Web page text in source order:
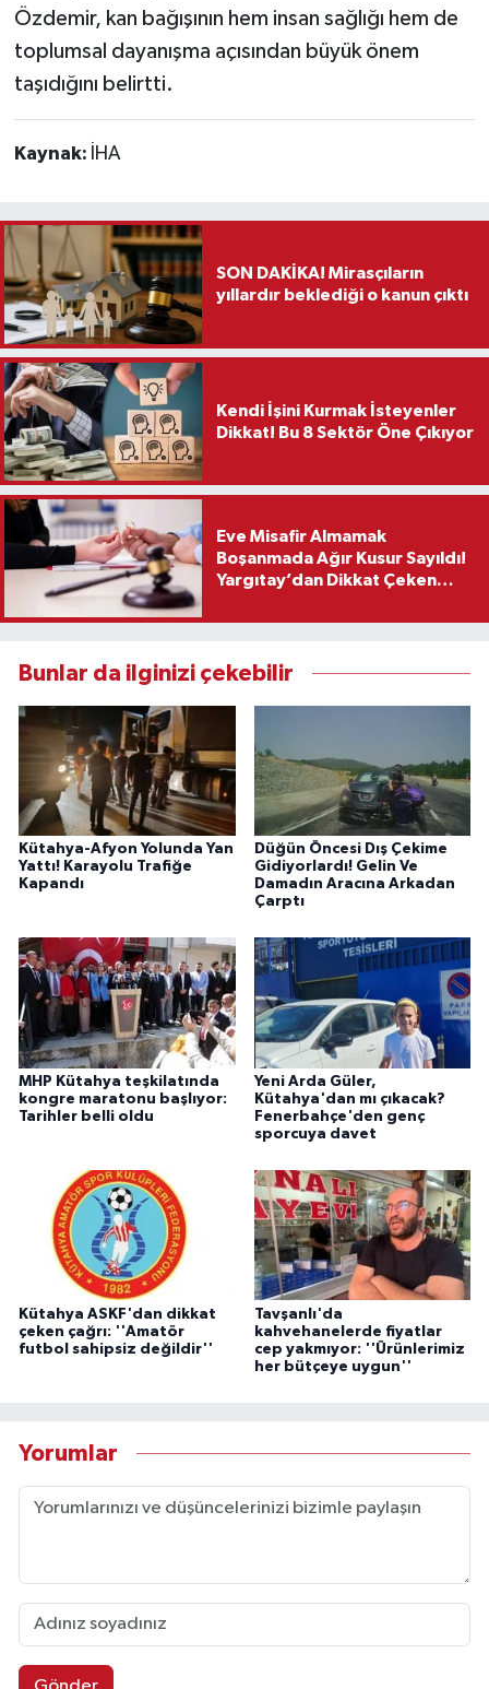
Özdemir, kan bağışının hem insan sağlığı hem de
toplumsal dayanışma açısından büyük önem
taşıdığını belirtti.
Kaynak: İHA
SON DAKİKA! Mirasçıların
yıllardır beklediği o kanun çıktı
Kendi İşini Kurmak İsteyenler
Dikkat! Bu 8 Sektör Öne Çıkıyor
Eve Misafir Almamak
Boşanmada Ağır Kusur Sayıldı!
Yargıtay’dan Dikkat Çeken
Bunlar da ilginizi çekebilir
Kütahya-Afyon Yolunda Yan
Yattı! Karayolu Trafiğe
Kapandı
Düğün Öncesi Dış Çekime
Gidiyorlardı! Gelin Ve
Damadın Aracına Arkadan
Çarptı
MHP Kütahya teşkilatında
kongre maratonu başlıyor:
Tarihler belli oldu
Yeni Arda Güler,
Kütahya'dan mı çıkacak?
Fenerbahçe'den genç
sporcuya davet
Kütahya ASKF'dan dikkat
çeken çağrı: ''Amatör
futbol sahipsiz değildir''
Tavşanlı'da
kahvehanelerde fiyatlar
cep yakmıyor: ''Ürünlerimiz
her bütçeye uygun''
Yorumlar